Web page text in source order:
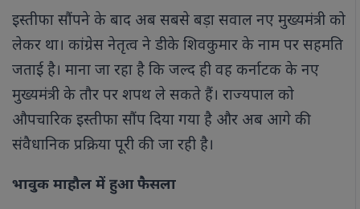
इस्तीफा सौंपने के बाद अब सबसे बड़ा सवाल नए मुख्यमंत्री को
लेकर था। कांग्रेस नेतृत्व ने डीके शिवकुमार के नाम पर सहमति
जताई है। माना जा रहा है कि जल्द ही वह कर्नाटक के नए
मुख्यमंत्री के तौर पर शपथ ले सकते हैं। राज्यपाल को
औपचारिक इस्तीफा सौंप दिया गया है और अब आगे की
संवैधानिक प्रक्रिया पूरी की जा रही है।
भावुक माहौल में हुआ फैसला